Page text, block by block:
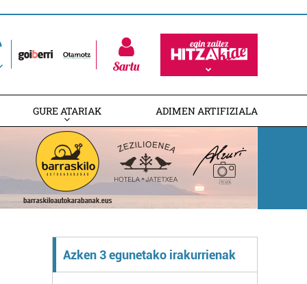
Sartu
GURE ATARIAK ADIMEN ARTIFIZIALA
Azken 3 egunetako irakurrienak